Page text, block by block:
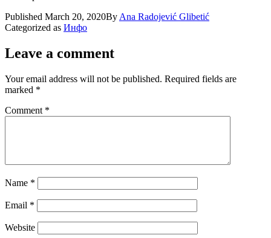
Published March 20, 2020By Ana Radojević Glibetić
Categorized as Инфо
Leave a comment
Your email address will not be published. Required fields are
marked *
Comment *
Name *
Email *
Website